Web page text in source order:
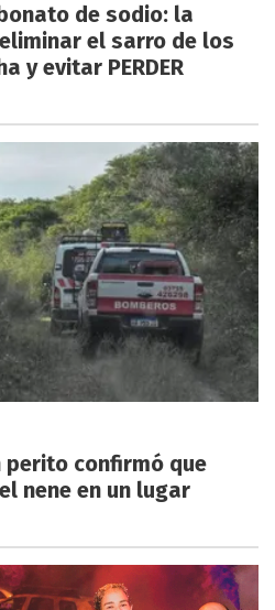
de sodio: la
eliminar el sarro de los
y evitar PERDER
perito confirmó que
nene en un lugar